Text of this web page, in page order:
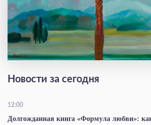
Новости за сегодня
12:00
Долгожданная книга «Формула любви»: